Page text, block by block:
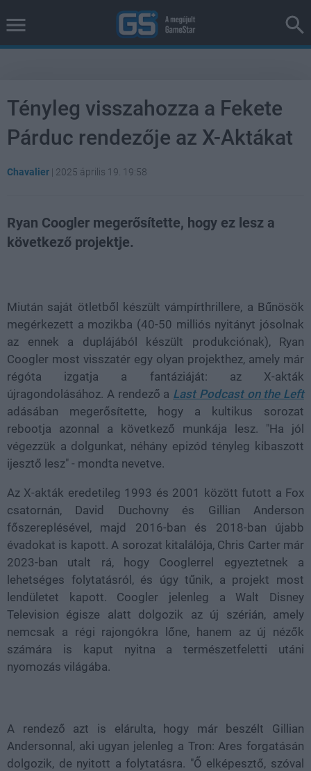
Tényleg visszahozza a Fekete
Párduc rendezője az X-Aktákat
Chavalier | 2025 április 19. 19:58
Ryan Coogler megerősítette, hogy ez lesz a
következő projektje.
Miután saját ötletből készült vámpírthrillere, a Bűnösök
megérkezett a mozikba (40-50 milliós nyitányt jósolnak
az ennek a duplájából készült produkciónak), Ryan
Coogler most visszatér egy olyan projekthez, amely már
régóta izgatja a fantáziáját: az X-akták
újragondolásához. A rendező a Last Podcast on the Left
adásában megerősítette, hogy a kultikus sorozat
rebootja azonnal a következő munkája lesz. "Ha jól
végezzük a dolgunkat, néhány epizód tényleg kibaszott
ijesztő lesz" - mondta nevetve.
Az X-akták eredetileg 1993 és 2001 között futott a Fox
csatornán, David Duchovny és Gillian Anderson
főszereplésével, majd 2016-ban és 2018-ban újabb
évadokat is kapott. A sorozat kitalálója, Chris Carter már
2023-ban utalt rá, hogy Cooglerrel egyeztetnek a
lehetséges folytatásról, és úgy tűnik, a projekt most
lendületet kapott. Coogler jelenleg a Walt Disney
Television égisze alatt dolgozik az új szérián, amely
nemcsak a régi rajongókra lőne, hanem az új nézők
számára is kaput nyitna a természetfeletti utáni
nyomozás világába.
A rendező azt is elárulta, hogy már beszélt Gillian
Andersonnal, aki ugyan jelenleg a Tron: Ares forgatásán
dolgozik, de nyitott a folytatásra. "Ő elképesztő, szóval